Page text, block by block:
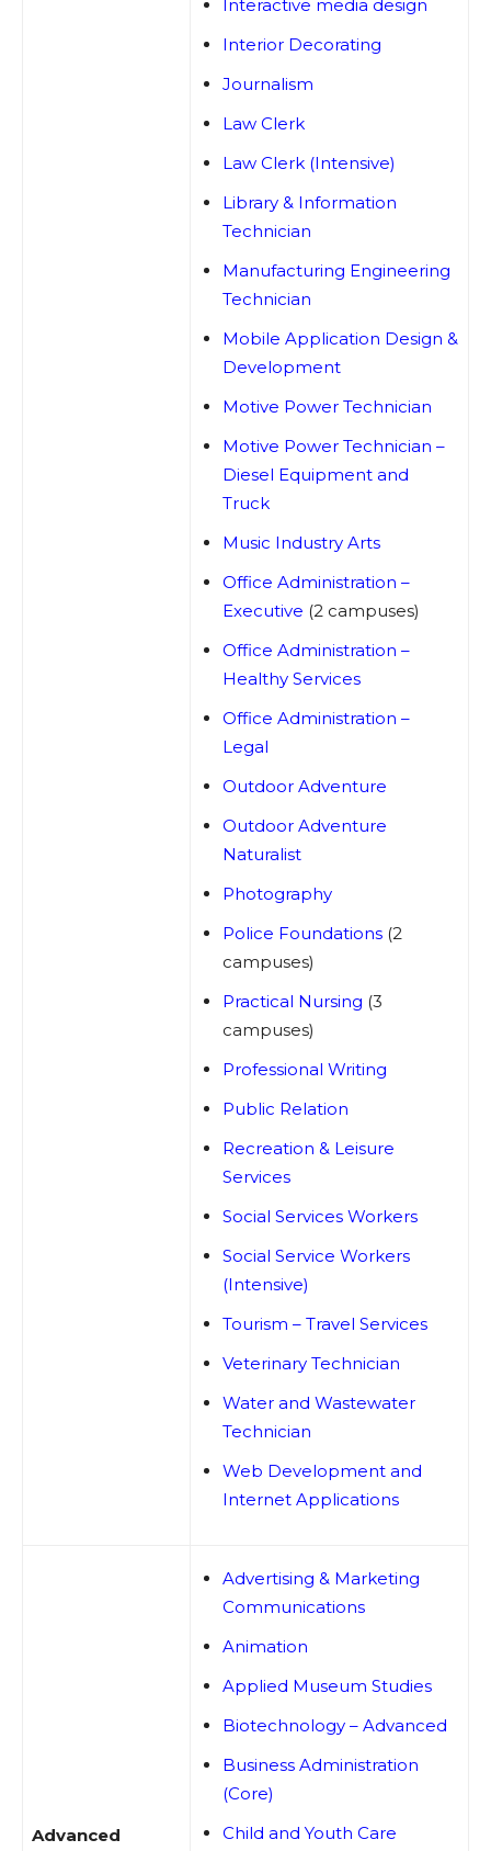
Interactive media design
Interior Decorating
Journalism
Law Clerk
Law Clerk (Intensive)
Library & Information
Technician
Manufacturing Engineering
Technician
Mobile Application Design &
Development
Motive Power Technician
Motive Power Technician –
Diesel Equipment and
Truck
Music Industry Arts
Office Administration –
Executive (2 campuses)
Office Administration –
Healthy Services
Office Administration –
Legal
Outdoor Adventure
Outdoor Adventure
Naturalist
Photography
Police Foundations (2
campuses)
Practical Nursing (3
campuses)
Professional Writing
Public Relation
Recreation & Leisure
Services
Social Services Workers
Social Service Workers
(Intensive)
Tourism – Travel Services
Veterinary Technician
Water and Wastewater
Technician
Web Development and
Internet Applications
Advanced
Advertising & Marketing
Communications
Animation
Applied Museum Studies
Biotechnology – Advanced
Business Administration
(Core)
Child and Youth Care